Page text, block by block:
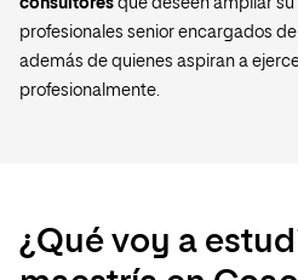
profesionales senior encargados
además de quienes aspiran a
profesionalmente.
¿Qué voy a